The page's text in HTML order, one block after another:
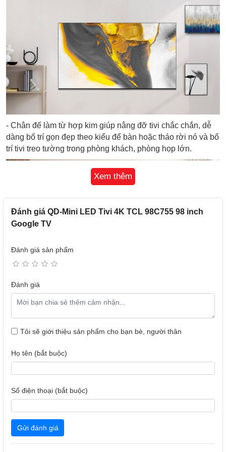
- Chân đế làm từ hợp kim giúp nâng đỡ tivi chắc chắn, dễ
dàng bố trí gọn đẹp theo kiểu để bàn hoặc tháo rời nó và bố
trí tivi treo tường trong phòng khách, phòng họp lớn.
- Độ phân giải 4K với hơn 8 triệu điểm ảnh, hình ảnh được
hiển thị một cách sắc nét và tinh tế.
Dot. Mang đến hình ảnh chất lượng hoàn hảo với màu sắc
sống động như thật và độ tương phản cực cao. Sở hữu độ
sáng tối đa cao hơn, gam màu rộng hơn, kích thước màn
Xem thêm
Đánh giá QD-Mini LED Tivi 4K TCL 98C755 98 inch
Google TV
Đánh giá sản phẩm
Đánh giá
Tôi sẽ giới thiệu sản phẩm cho bạn bè, người thân
Họ tên (bắt buộc)
Số điện thoại (bắt buộc)
Gửi đánh giá